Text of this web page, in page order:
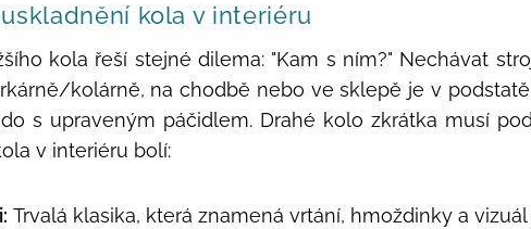
kola v interiéru
kola řeší stejné dilema: "Kam s ním?" Nechávat
kolárně, na chodbě nebo ve sklepě je v
s upraveným páčidlem. Drahé kolo zkrátka musí
v interiéru bolí:
Trvalá klasika, která znamená vrtání, hmoždinky a